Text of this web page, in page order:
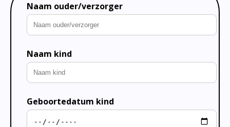
Naam ouder/verzorger
Naam kind
Geboortedatum kind